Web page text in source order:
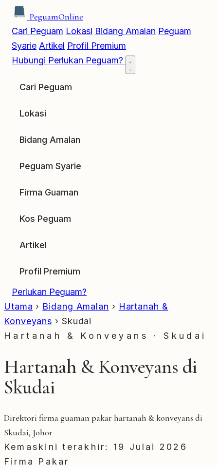
PeguamOnline
Cari Peguam Lokasi Bidang Amalan Peguam
Syarie Artikel Profil Premium
Hubungi Perlukan Peguam?
Cari Peguam
Lokasi
Bidang Amalan
Peguam Syarie
Firma Guaman
Kos Peguam
Artikel
Profil Premium
Perlukan Peguam?
Utama › Bidang Amalan › Hartanah &
Konveyans › Skudai
Hartanah & Konveyans · Skudai
Hartanah & Konveyans di
Skudai
Direktori firma guaman pakar hartanah & konveyans di
Skudai, Johor
Kemaskini terakhir: 19 Julai 2026
Firma Pakar